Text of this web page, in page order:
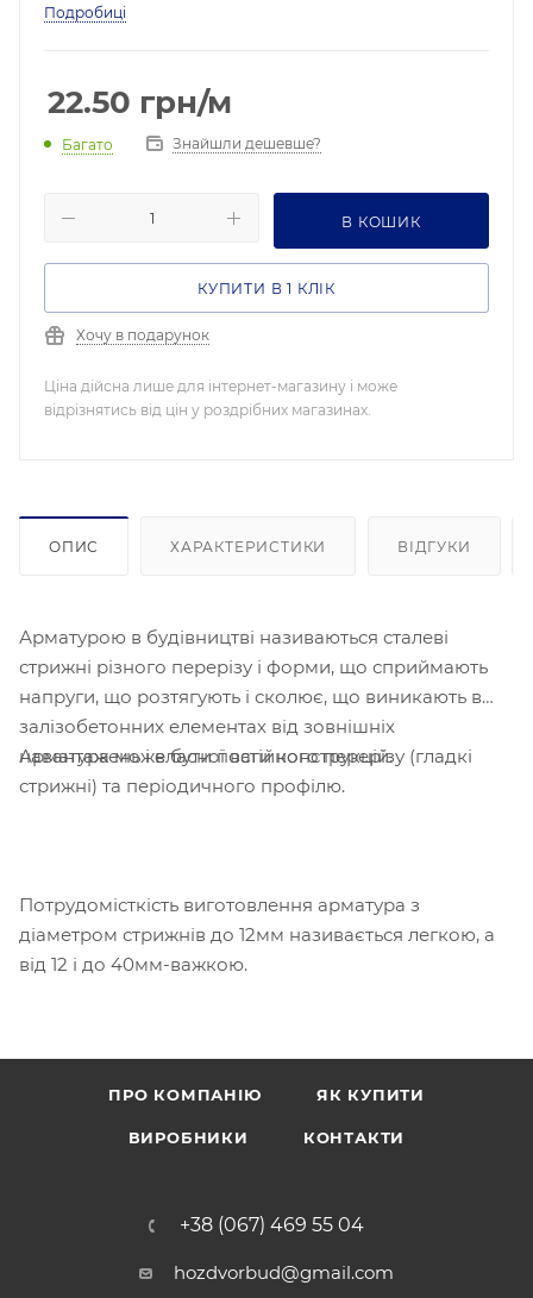
Подробиці
22.50 грн/м
Багато Знайшли дешевше?
В КОШИК
КУПИТИ В 1 КЛІК
Хочу в подарунок
Ціна дійсна лише для інтернет-магазину і може
відрізнятись від цін у роздрібних магазинах.
ОПИС ХАРАКТЕРИСТИКИ ВІДГУКИ
Арматурою в будівництві називаються сталеві
стрижні різного перерізу і форми, що сприймають
напруги, що розтягують і сколює, що виникають в
залізобетонних елементах від зовнішніх
навантажень і власної ваги конструкцій.
Арматура може бути постійного перерізу (гладкі
стрижні) та періодичного профілю.
Потрудомісткість виготовлення арматура з
діаметром стрижнів до 12мм називається легкою, а
від 12 і до 40мм-важкою.
ПРО КОМПАНІЮ ЯК КУПИТИ
ВИРОБНИКИ КОНТАКТИ
+38 (067) 469 55 04
hozdvorbud@gmail.com